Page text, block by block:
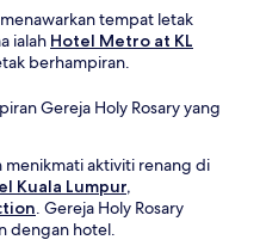
tempat letak
ialah Hotel Metro at KL
berhampiran.
Gereja Holy Rosary yang
menikmati aktiviti renang di
Kuala Lumpur,
. Gereja Holy Rosary
dengan hotel.